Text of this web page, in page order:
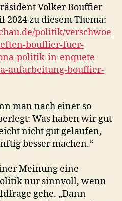
Volker Bouffier
2024 zu diesem Thema:
politik/verschwoe
bouffier-fuer-
politik-in-enquete-
aufarbeitung-bouffier-
man nach einer so
Was haben wir gut
nicht gut gelaufen,
besser machen.“
Meinung eine
nur sinnvoll, wenn
gehe. „Dann